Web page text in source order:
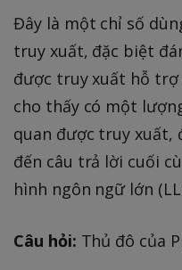
Đây là một chỉ số
truy xuất, đặc biệt
được truy xuất hỗ
cho thấy có một
quan được truy xuất,
đến câu trả lời cuối
hình ngôn ngữ lớn
Câu hỏi: Thủ đô của